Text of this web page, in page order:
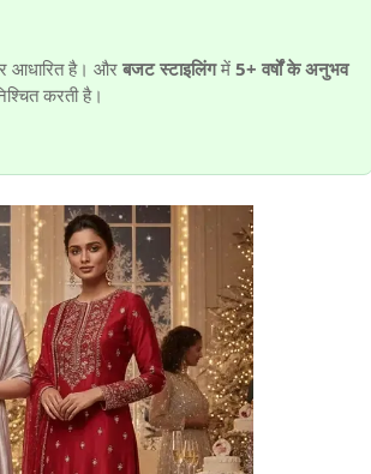
आधारित है। औरबजट स्टाइलिंगमें 5+ वर्षों के अनुभव
करती है।